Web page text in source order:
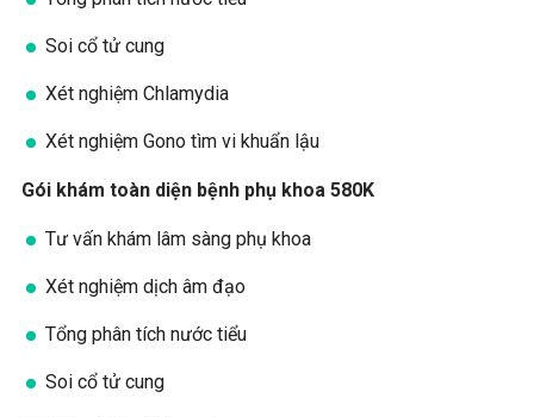
Soi cổ tử cung
Xét nghiệm Chlamydia
Xét nghiệm Gono tìm vi khuẩn lậu
Gói khám toàn diện bệnh phụ khoa 580K
Tư vấn khám lâm sàng phụ khoa
Xét nghiệm dịch âm đạo
Tổng phân tích nước tiểu
Soi cổ tử cung